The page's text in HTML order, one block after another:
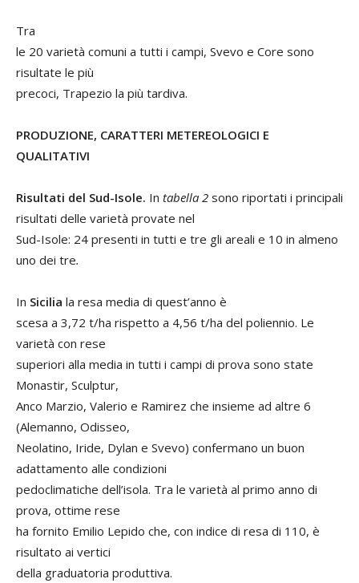
Tra
le 20 varietà comuni a tutti i campi, Svevo e Core sono
risultate le più
precoci, Trapezio la più tardiva.
PRODUZIONE, CARATTERI METEREOLOGICI E
QUALITATIVI
Risultati del Sud-Isole. In tabella 2 sono riportati i principali
risultati delle varietà provate nel
Sud-Isole: 24 presenti in tutti e tre gli areali e 10 in almeno
uno dei tre.
In Sicilia la resa media di quest’anno è
scesa a 3,72 t/ha rispetto a 4,56 t/ha del poliennio. Le
varietà con rese
superiori alla media in tutti i campi di prova sono state
Monastir, Sculptur,
Anco Marzio, Valerio e Ramirez che insieme ad altre 6
(Alemanno, Odisseo,
Neolatino, Iride, Dylan e Svevo) confermano un buon
adattamento alle condizioni
pedoclimatiche dell’isola. Tra le varietà al primo anno di
prova, ottime rese
ha fornito Emilio Lepido che, con indice di resa di 110, è
risultato ai vertici
della graduatoria produttiva.